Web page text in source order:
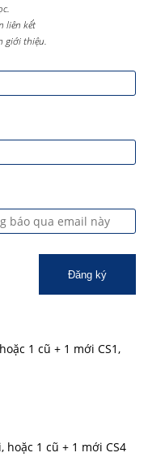
liên kết
giới thiệu.
Đăng ký
1 cũ + 1 mới CS1,
1 cũ + 1 mới CS4